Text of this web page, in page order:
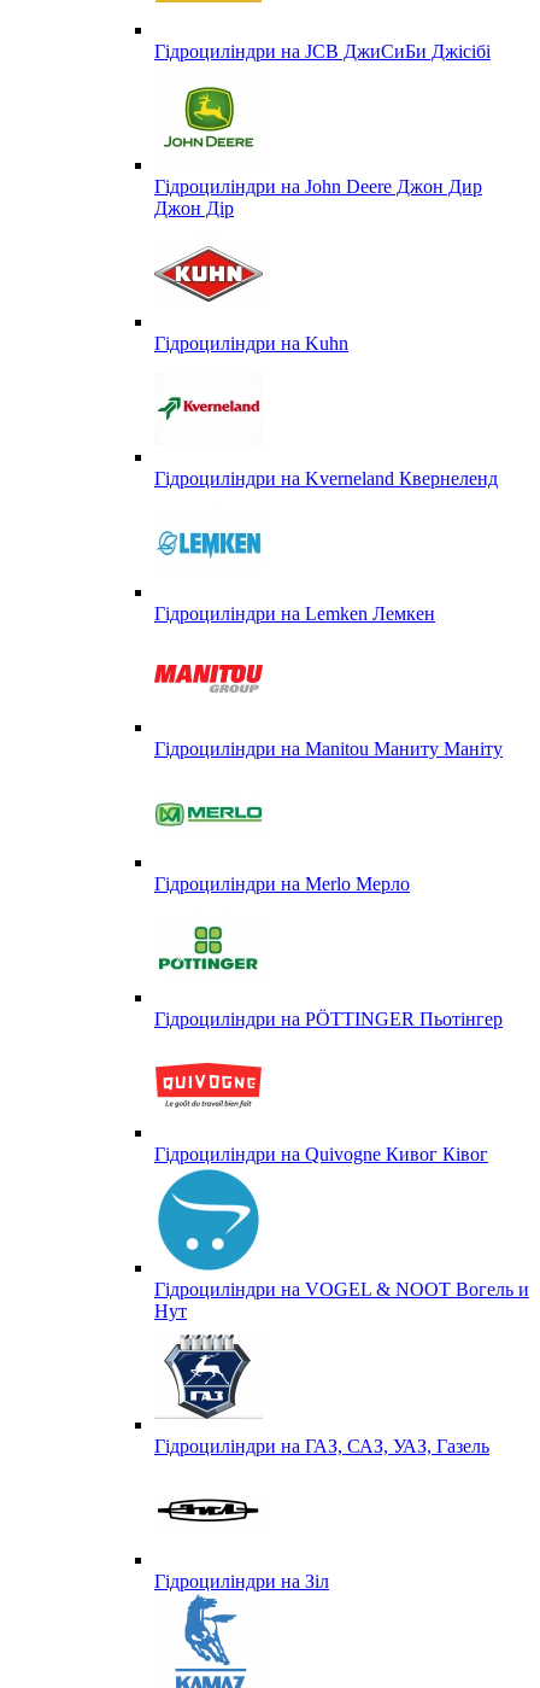
Гідроциліндри на JCB ДжиСиБи Джісібі
Гідроциліндри на John Deere Джон Дир
Джон Дір
Гідроциліндри на Kuhn
Гідроциліндри на Kverneland Квернеленд
Гідроциліндри на Lemken Лемкен
Гідроциліндри на Manitou Маниту Маніту
Гідроциліндри на Merlo Мерло
Гідроциліндри на PÖTTINGER Пьотінгер
Гідроциліндри на Quivogne Кивог Ківог
Гідроциліндри на VOGEL & NOOT Вогель и
Нут
Гідроциліндри на ГАЗ, САЗ, УАЗ, Газель
Гідроциліндри на Зіл